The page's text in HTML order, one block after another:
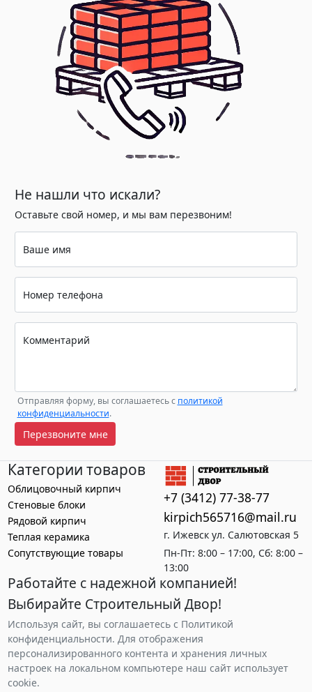
Не нашли что искали?
Оставьте свой номер, и мы вам перезвоним!
Ваше имя
Номер телефона
Комментарий
Отправляя форму, вы соглашаетесь с политикой
конфиденциальности.
Перезвоните мне
Работайте с надежной компанией!
Выбирайте Строительный Двор!
Используя сайт, вы соглашаетесь с Политикой
конфиденциальности. Для отображения
персонализированного контента и хранения личных
настроек на локальном компьютере наш сайт использует
cookie.
Категории товаров
Облицовочный кирпич
Стеновые блоки
Рядовой кирпич
Теплая керамика
Сопутствующие товары
+7 (3412) 77-38-77
kirpich565716@mail.ru
г. Ижевск ул. Салютовская 5
Пн-Пт: 8:00 – 17:00, Сб: 8:00 –
13:00